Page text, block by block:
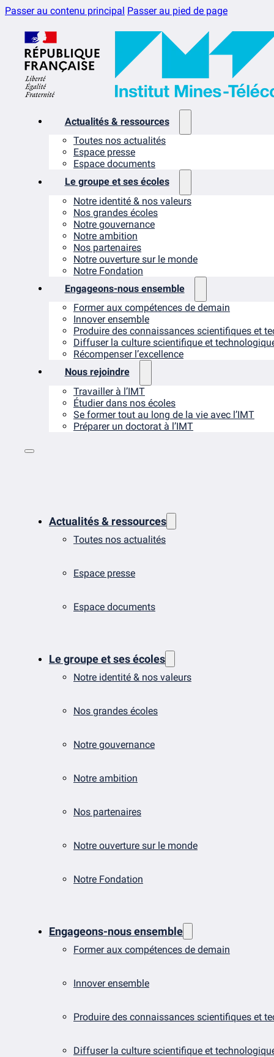
Passer au contenu principal Passer au pied de page
Actualités & ressources
Toutes nos actualités
Espace presse
Espace documents
Le groupe et ses écoles
Notre identité & nos valeurs
Nos grandes écoles
Notre gouvernance
Notre ambition
Nos partenaires
Notre ouverture sur le monde
Notre Fondation
Engageons-nous ensemble
Former aux compétences de demain
Innover ensemble
Produire des connaissances scientifiques et
Diffuser la culture scientifique et
Récompenser l’excellence
Nous rejoindre
Travailler à l’IMT
Étudier dans nos écoles
Se former tout au long de la vie avec l’IMT
Préparer un doctorat à l’IMT
Actualités & ressources
Toutes nos actualités
Espace presse
Espace documents
Le groupe et ses écoles
Notre identité & nos valeurs
Nos grandes écoles
Notre gouvernance
Notre ambition
Nos partenaires
Notre ouverture sur le monde
Notre Fondation
Engageons-nous ensemble
Former aux compétences de demain
Innover ensemble
Produire des connaissances scientifiques et
Diffuser la culture scientifique et